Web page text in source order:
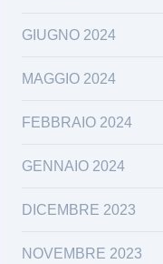
GIUGNO 2024
MAGGIO 2024
FEBBRAIO 2024
GENNAIO 2024
DICEMBRE 2023
NOVEMBRE 2023